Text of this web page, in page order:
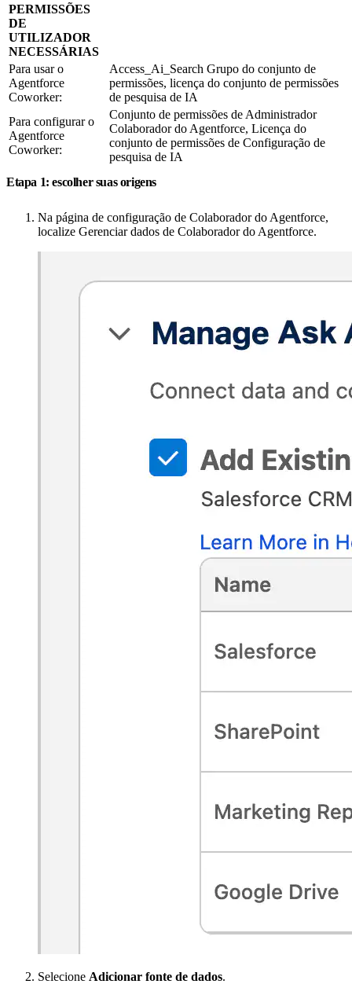
PERMISSÕES
DE
UTILIZADOR
NECESSÁRIAS
Para usar o
Agentforce
Coworker:
Access_Ai_Search Grupo do conjunto de
permissões, licença do conjunto de permissões
de pesquisa de IA
Para configurar o
Agentforce
Coworker:
Conjunto de permissões de Administrador
Colaborador do Agentforce, Licença do
conjunto de permissões de Configuração de
pesquisa de IA
Etapa 1: escolher suas origens
Na página de configuração de Colaborador do Agentforce,
localize Gerenciar dados de Colaborador do Agentforce.
Selecione Adicionar fonte de dados.